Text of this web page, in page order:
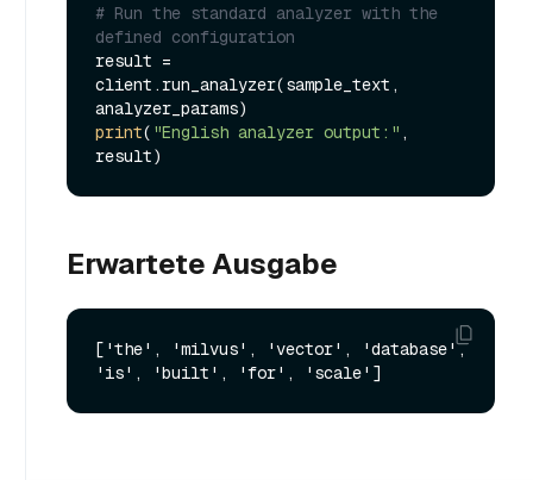
# Run the standard analyzer with the
defined configuration
result =
client.run_analyzer(sample_text,
print( "English analyzer output:" ,
Erwartete Ausgabe
['the', 'milvus', 'vector', 'database',